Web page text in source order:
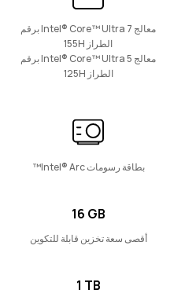
تعرّف على المزيد
معالج Intel® Core™ Ultra 7 برقم
الطراز 155H
معالج Intel® Core™ Ultra 5 برقم
الطراز 125H
بطاقة رسومات Intel® Arc™
‎16 GB‎
أقصى سعة تخزين قابلة للتكوين
‎1 TB‎